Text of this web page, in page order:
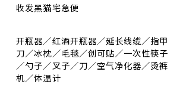
收发黑猫宅急便
开瓶器／红酒开瓶器／延长线缆／指甲
刀／冰枕／毛毯／创可贴／一次性筷子
／勺子／叉子／刀／空气净化器／烫裤
机／体温计